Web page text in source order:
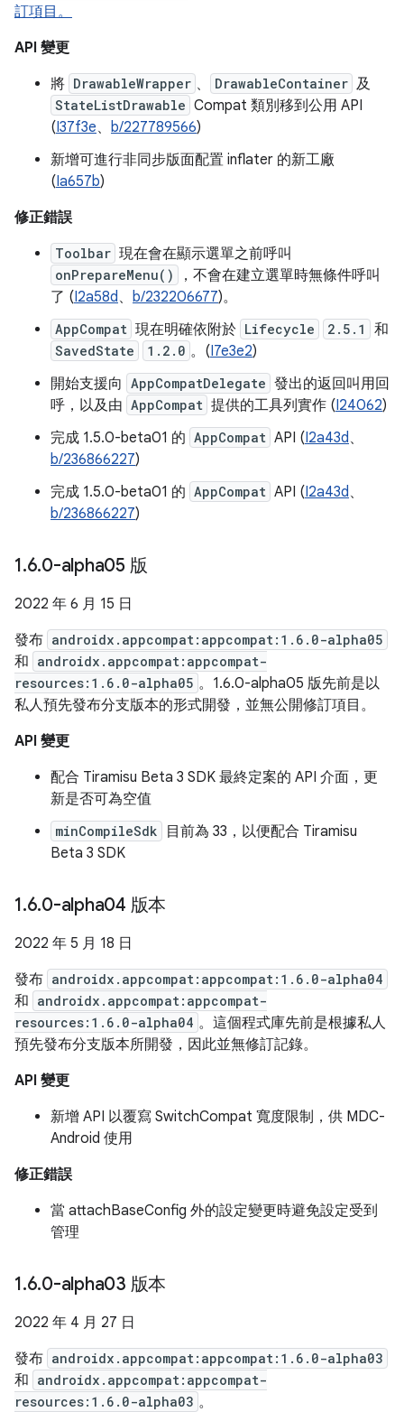
訂項目。
API 變更
將 DrawableWrapper 、 DrawableContainer 及
StateListDrawable Compat 類別移到公用 API
(I37f3e、 b/227789566)
新增可進行非同步版面配置 inflater 的新工廠
(Ia657b)
修正錯誤
Toolbar 現在會在顯示選單之前呼叫
onPrepareMenu()
，不會在建立選單時無條件呼叫
了 (I2a58d、 b/232206677)。
AppCompat 現在明確依附於 Lifecycle 2.5.1 和
SavedState 1.2.0 。(I7e3e2)
開始支援向 AppCompatDelegate 發出的返回叫用回
呼，以及由 AppCompat 提供的工具列實作 (I24062)
完成 1.5.0-beta01 的 AppCompat API (I2a43d、
b/236866227)
完成 1.5.0-beta01 的 AppCompat API (I2a43d、
b/236866227)
1.6.0-alpha05 版
2022 年 6 月 15 日
發布 androidx.appcompat:appcompat:1.6.0-alpha05
和 androidx.appcompat:appcompat-
resources:1.6.0-alpha05 。1.6.0-alpha05 版先前是以
私人預先發布分支版本的形式開發，並無公開修訂項目。
API 變更
配合 Tiramisu Beta 3 SDK 最終定案的 API 介面，更
新是否可為空值
minCompileSdk
目前為 33，以便配合 Tiramisu
Beta 3 SDK
1.6.0-alpha04 版本
2022 年 5 月 18 日
發布 androidx.appcompat:appcompat:1.6.0-alpha04
和 androidx.appcompat:appcompat-
resources:1.6.0-alpha04 。這個程式庫先前是根據私人
預先發布分支版本所開發，因此並無修訂記錄。
API 變更
新增 API 以覆寫 SwitchCompat 寬度限制，供 MDC-
Android 使用
修正錯誤
當 attachBaseConfig 外的設定變更時避免設定受到
管理
1.6.0-alpha03 版本
2022 年 4 月 27 日
發布 androidx.appcompat:appcompat:1.6.0-alpha03
和 androidx.appcompat:appcompat-
resources:1.6.0-alpha03 。